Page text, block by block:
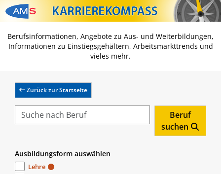
Zum Inhalt springen
Zum Navmenü springen
Zur Suche springen
Zur Footer springen
Berufsinformationen, Angebote zu Aus- und Weiterbildungen,
Informationen zu Einstiegsgehältern, Arbeitsmarkttrends und
vieles mehr.
Zurück zur Startseite
Beruf
suchen
Ausbildungsform auswählen
Lehre